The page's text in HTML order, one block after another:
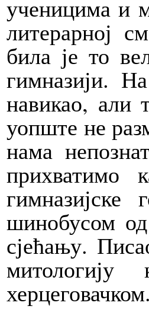
ученицима и
литерарној
била је то
гимназији.
навикао, али
уопште не
нама
прихватимо
шинобусом
сјећању.
херцеговачком.